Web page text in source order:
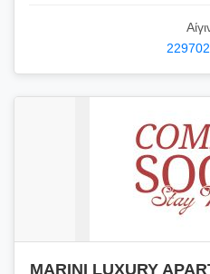
MARINI LUXURY